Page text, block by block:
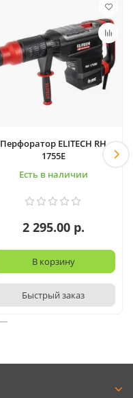
Перфоратор ELITECH RH
1755E
Есть в наличии
2 295.00 р.
В корзину
Быстрый заказ